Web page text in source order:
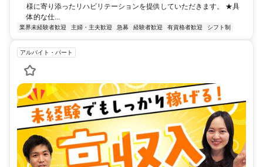
様に寄り添ったリハビリテーションを提供していただきます。 ★具
体的な仕...
業界未経験者歓迎 主婦・主夫歓迎 急募 経験者歓迎 有資格者歓迎 シフト制
アルバイト・パート